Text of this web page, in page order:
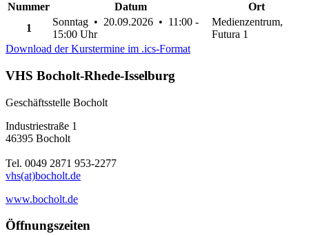
Nummer
Datum
Ort
1
Sonntag • 20.09.2026 • 11:00 -
15:00 Uhr
Medienzentrum,
Futura 1
Download der Kurstermine im .ics-Format
VHS Bocholt-Rhede-Isselburg
Geschäftsstelle Bocholt
Industriestraße 1
46395 Bocholt
Tel. 0049 2871 953-2277
vhs(at)bocholt.de
www.bocholt.de
Öffnungszeiten